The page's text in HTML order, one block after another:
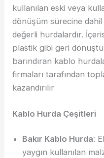
kullanılan eski veya
dönüşüm sürecine dahil
değerli hurdalardır.
plastik gibi geri
barındıran kablo
firmaları tarafından
kazandırılır
Kablo Hurda Çeşitleri
Bakır Kablo Hurda:
yaygın kullanılan